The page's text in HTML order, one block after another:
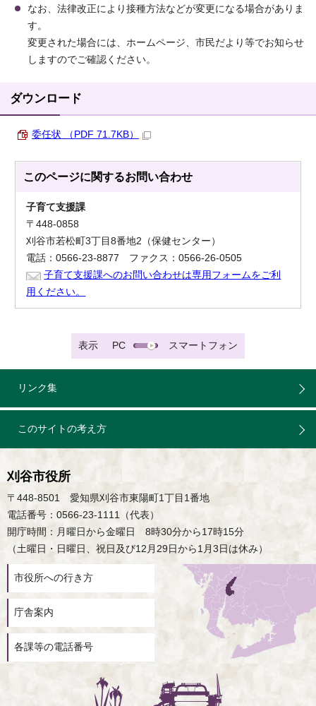
なお、法律改正により接種方法などが変更になる場合がありま
す。
変更された場合には、ホームページ、市民だより等でお知らせ
しますのでご確認ください。
ダウンロード
委任状 （PDF 71.7KB）
このページに関するお問い合わせ
子育て支援課
〒448-0858
刈谷市若松町3丁目8番地2（保健センター）
電話：0566-23-8877 ファクス：0566-26-0505
子育て支援課へのお問い合わせは専用フォームをご利
用ください。
表示 PC スマートフォン
リンク集
このサイトの考え方
刈谷市役所
〒448-8501 愛知県刈谷市東陽町1丁目1番地
電話番号：0566-23-1111（代表）
開庁時間：月曜日から金曜日 8時30分から17時15分
（土曜日・日曜日、祝日及び12月29日から1月3日は休み）
市役所への行き方
庁舎案内
各課等の電話番号